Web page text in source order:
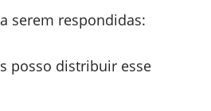
serem respondidas:
posso distribuir esse